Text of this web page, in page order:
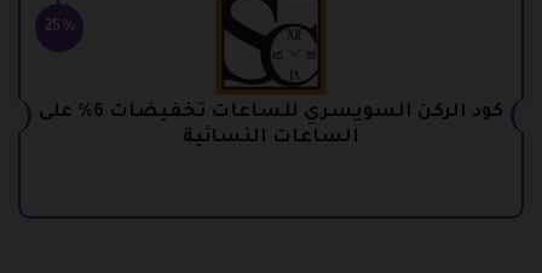
25%
كود الركن السويسري للساعات تخفيضات 6% على
الساعات النسائية